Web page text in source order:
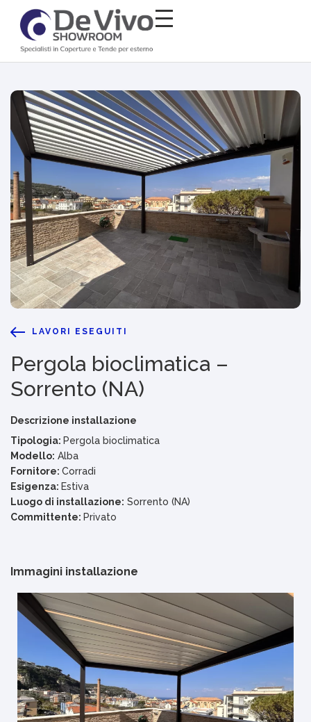
LAVORI ESEGUITI
Pergola bioclimatica –
Sorrento (NA)
Descrizione installazione
Tipologia: Pergola bioclimatica
Modello: Alba
Fornitore: Corradi
Esigenza: Estiva
Luogo di installazione: Sorrento (NA)
Committente: Privato
Immagini installazione